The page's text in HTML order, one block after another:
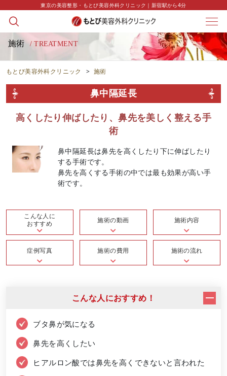
東京の美容整形・もとび美容外科クリニック｜新宿駅から4分
施術 / TREATMENT
もとび美容外科クリニック > 施術
鼻中隔延長
高くしたり伸ばしたり、鼻先を美しく整える手
術
鼻中隔延長は鼻先を高くしたり下に伸ばしたり
する手術です。
鼻先を高くする手術の中では最も効果が高い手
術です。
こんな人に
おすすめ
施術の動画 施術内容
症例写真 施術の費用 施術の流れ
こんな人におすすめ！
ブタ鼻が気になる
鼻先を高くしたい
ヒアルロン酸では鼻先を高くできないと言われた